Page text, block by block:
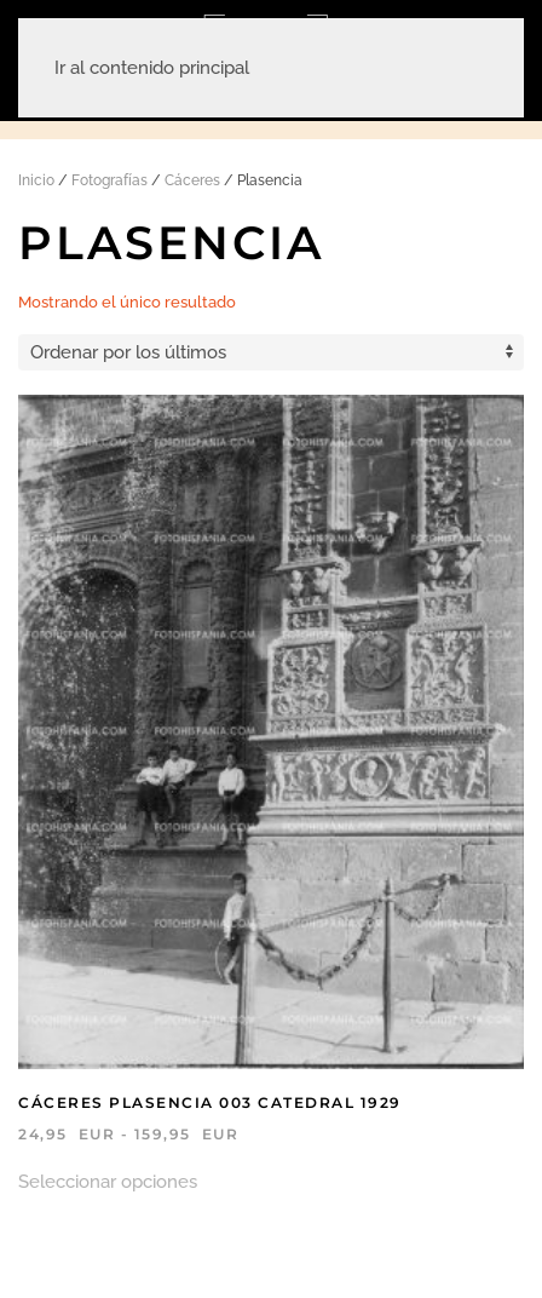
Ir al contenido principal
Inicio / Fotografías / Cáceres / Plasencia
PLASENCIA
Mostrando el único resultado
CÁCERES PLASENCIA 003 CATEDRAL 1929
24,95
EUR - 159,95 EUR
Seleccionar opcionesproducto